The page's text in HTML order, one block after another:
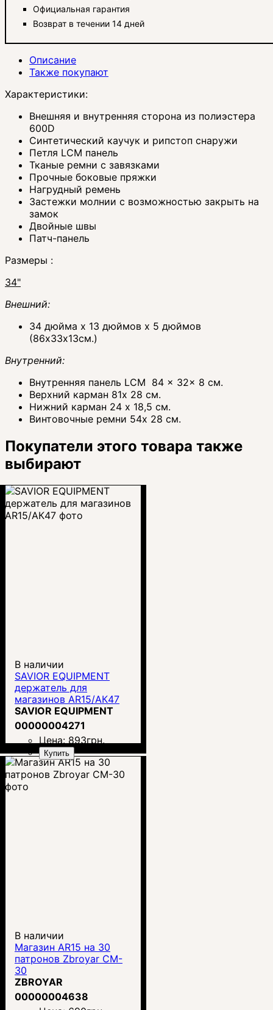
Официальная гарантия
Возврат в течении 14 дней
Описание
Также покупают
Характеристики:
Внешняя и внутренняя сторона из полиэстера
600D
Синтетический каучук и рипстоп снаружи
Петля LCM панель
Тканые ремни с завязками
Прочные боковые пряжки
Нагрудный ремень
Застежки молнии с возможностью закрыть на
замок
Двойные швы
Патч-панель
Размеры :
34"
Внешний:
34 дюйма x 13 дюймов x 5 дюймов
(86х33х13см.)
Внутренний:
Внутренняя панель LCM 84 x 32x 8 см.
Верхний карман 81x 28 см.
Нижний карман 24 x 18,5 см.
Винтовочные ремни 54x 28 см.
Покупатели этого товара также
выбирают
В наличии
SAVIOR EQUIPMENT
держатель для
магазинов AR15/АК47
SAVIOR EQUIPMENT
00000004271
Цена: 893грн.
Купить
В наличии
Магазин AR15 на 30
патронов Zbroyar CM-
30
ZBROYAR
00000004638